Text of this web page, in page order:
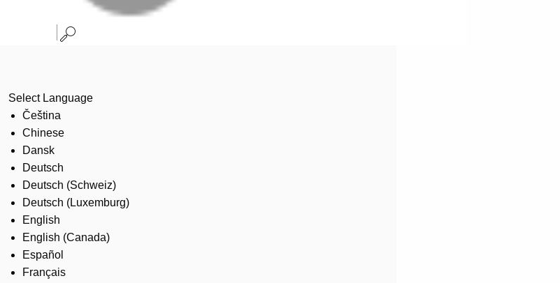
Select Language
Čeština
Chinese
Dansk
Deutsch
Deutsch (Schweiz)
Deutsch (Luxemburg)
English
English (Canada)
Español
Français